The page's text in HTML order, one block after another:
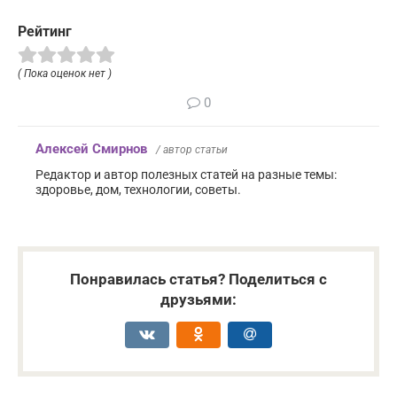
Рейтинг
( Пока оценок нет )
0
Алексей Смирнов / автор статьи
Редактор и автор полезных статей на разные темы:
здоровье, дом, технологии, советы.
Понравилась статья? Поделиться с
друзьями: